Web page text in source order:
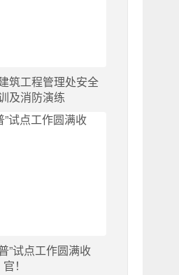
筑工程管理处安全
及消防演练
”试点工作圆满收
官！